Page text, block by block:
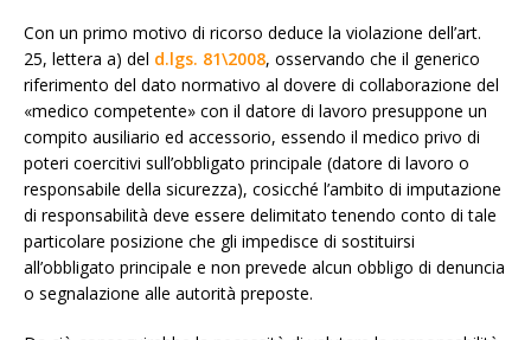
Con un primo motivo di ricorso deduce la violazione dell’art.
25, lettera a) del d.lgs. 81\2008, osservando che il generico
riferimento del dato normativo al dovere di collaborazione del
«medico competente» con il datore di lavoro presuppone un
compito ausiliario ed accessorio, essendo il medico privo di
poteri coercitivi sull’obbligato principale (datore di lavoro o
responsabile della sicurezza), cosicché l’ambito di imputazione
di responsabilità deve essere delimitato tenendo conto di tale
particolare posizione che gli impedisce di sostituirsi
all’obbligato principale e non prevede alcun obbligo di denuncia
o segnalazione alle autorità preposte.